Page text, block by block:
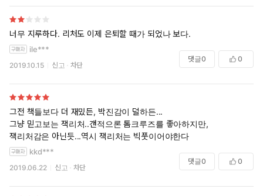
의 훈련방식이 원래 그러니까요. 게다가 9·11사태까지 겹쳤던 시기
였습니다. 그녀가 재학했던 4년은 다른 어떤 때보다 끔찍했을 겁니
다. 하지만 졸업한 뒤에 겪었을 일에 비하면 아무것도 아니지요. 이
라크 그리고 아프가니스탄. 이 반지의 주인은 그 모든 시련을 이겨
낸 사람입니다. 혹시 타고 다니던 차는 팔아 치웠을 수도 있습니다.
도 있고. 하지만 이 반지는 아닙니다. 어떤 상황에서도 이걸 포기할
생각은 하지 않았을 겁니다.”
너무 지루하다. 리처도 이제 은퇴할 때가 되었나 보다.
ile***
2019.10.15 신고 차단
댓글0 0
그전 책들보다 더 재밌든, 박진감이 덜하든...
그냥 믿고보는 잭리처..갠적으론 톰크루즈를 좋아하지만,
잭리처감은 아닌듯...역시 잭리처는 빅풋이어야한다
kkd***
2019.06.22 신고 차단
댓글0 0